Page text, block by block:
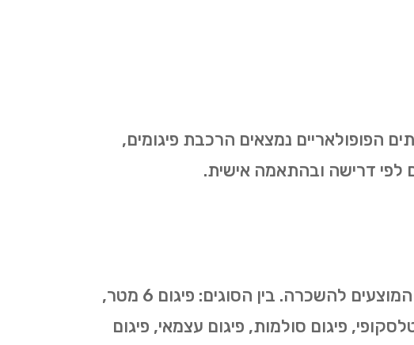
הפופולאריים נמצאים הרכבת פיגומים,
לפי דרישה ובהתאמה אישית.
כמספר סוגי העבודות בהן נעשה שימוש בפיגומים כך גם מספר סוגי הפיגומים המוצעים להשכרה. בין הסוגים: פיגום 6 מטר,
טלסקופי, פיגום סולמות, פיגום עצמאי, פיגום